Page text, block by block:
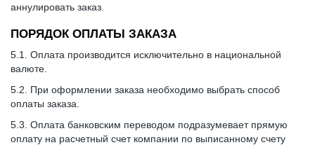
аннулировать заказ.
ПОРЯДОК ОПЛАТЫ ЗАКАЗА
5.1. Оплата производится исключительно в национальной
валюте.
5.2. При оформлении заказа необходимо выбрать способ
оплаты заказа.
5.3. Оплата банковским переводом подразумевает прямую
оплату на расчетный счет компании по выписанному счету